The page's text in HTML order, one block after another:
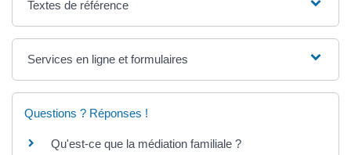
Textes de référence
Services en ligne et formulaires
Questions ? Réponses !
Qu'est-ce que la médiation familiale ?